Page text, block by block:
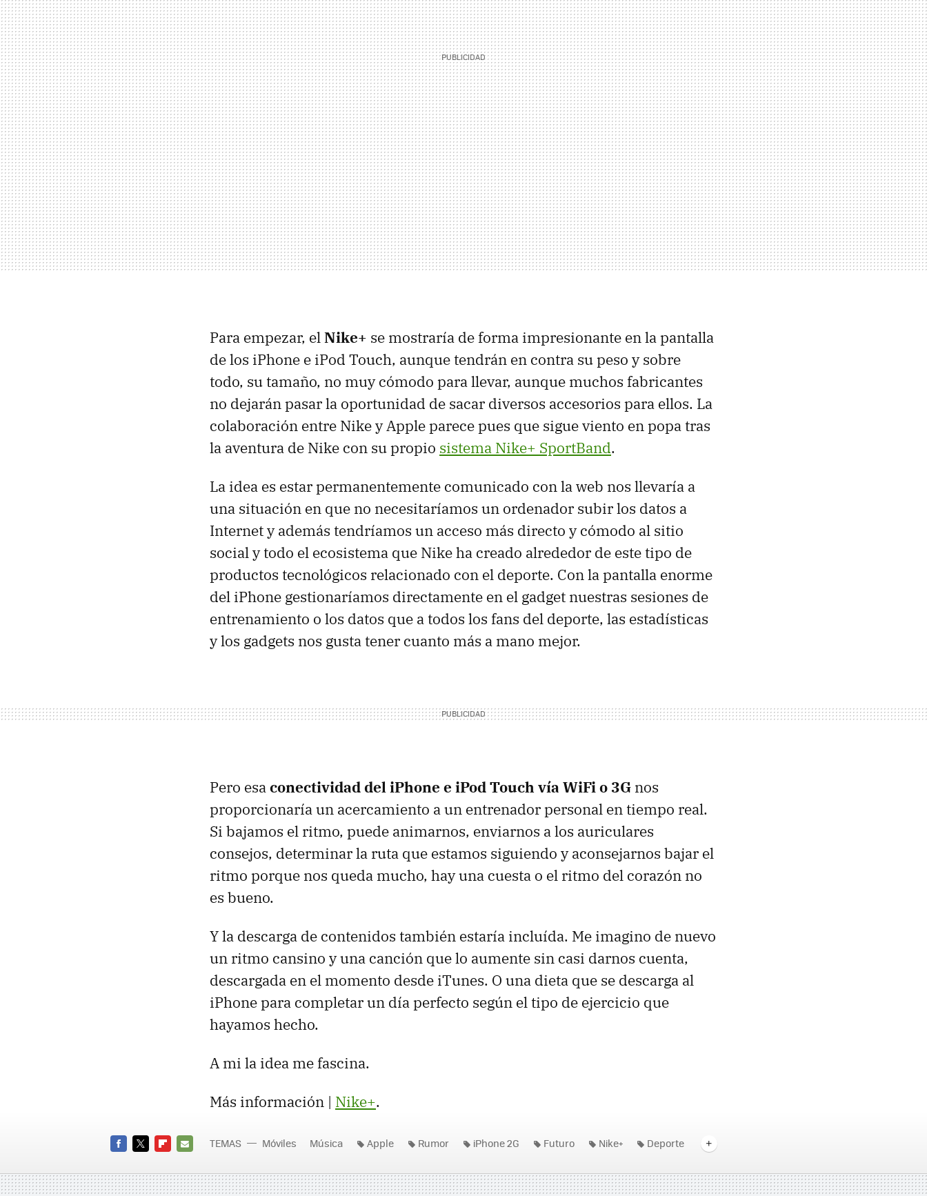
Para empezar, elNike+ se mostraría de forma impresionante en la pantalla
de los iPhone e iPod Touch, aunque tendrán en contra su peso y sobre
todo, su tamaño, no muy cómodo para llevar, aunque muchos fabricantes
no dejarán pasar la oportunidad de sacar diversos accesorios para ellos. La
colaboración entre Nike y Apple parece pues que sigue viento en popa tras
la aventura de Nike con su propio sistema Nike+ SportBand.
La idea es estar permanentemente comunicado con la web nos llevaría a
una situación en que no necesitaríamos un ordenador subir los datos a
Internet y además tendríamos un acceso más directo y cómodo al sitio
social y todo el ecosistema que Nike ha creado alrededor de este tipo de
productos tecnológicos relacionado con el deporte. Con la pantalla enorme
del iPhone gestionaríamos directamente en el gadget nuestras sesiones de
entrenamiento o los datos que a todos los fans del deporte, las estadísticas
y los gadgets nos gusta tener cuanto más a mano mejor.
Pero esaconectividad del iPhone e iPod Touch vía WiFi o 3G nos
proporcionaría un acercamiento a un entrenador personal en tiempo real.
Si bajamos el ritmo, puede animarnos, enviarnos a los auriculares
consejos, determinar la ruta que estamos siguiendo y aconsejarnos bajar el
ritmo porque nos queda mucho, hay una cuesta o el ritmo del corazón no
es bueno.
Y la descarga de contenidos también estaría incluída. Me imagino de nuevo
un ritmo cansino y una canción que lo aumente sin casi darnos cuenta,
descargada en el momento desde iTunes. O una dieta que se descarga al
iPhone para completar un día perfecto según el tipo de ejercicio que
hayamos hecho.
A mi la idea me fascina.
Más información | Nike+.
MAIL
TEMAS Móviles Música Apple Rumor iPhone 2G Futuro Nike+
Deporte